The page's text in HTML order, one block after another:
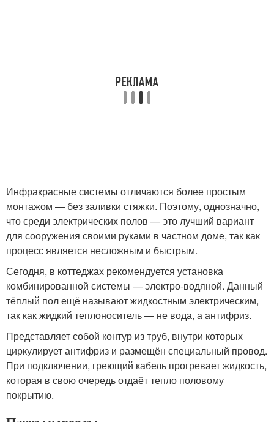
Инфракрасные системы отличаются более простым
монтажом — без заливки стяжки. Поэтому, однозначно,
что среди электрических полов — это лучший вариант
для сооружения своими руками в частном доме, так как
процесс является несложным и быстрым.
Сегодня, в коттеджах рекомендуется установка
комбинированной системы — электро-водяной. Данный
тёплый пол ещё называют жидкостным электрическим,
так как жидкий теплоноситель — не вода, а антифриз.
Представляет собой контур из труб, внутри которых
циркулирует антифриз и размещён специальный провод.
При подключении, греющий кабель прогревает жидкость,
которая в свою очередь отдаёт тепло половому
покрытию.